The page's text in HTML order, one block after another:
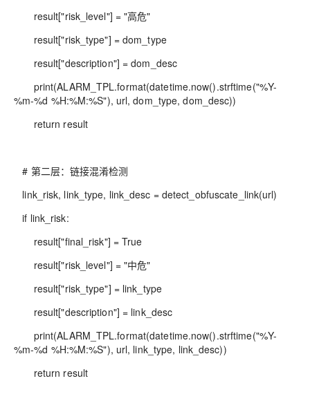
result["risk_level"] = "高危"
result["risk_type"] = dom_type
result["description"] = dom_desc
print(ALARM_TPL.format(datetime.now().strftime("%Y-
%m-%d %H:%M:%S"), url, dom_type, dom_desc))
return result
# 第二层：链接混淆检测
link_risk, link_type, link_desc = detect_obfuscate_link(url)
if link_risk:
result["final_risk"] = True
result["risk_level"] = "中危"
result["risk_type"] = link_type
result["description"] = link_desc
print(ALARM_TPL.format(datetime.now().strftime("%Y-
%m-%d %H:%M:%S"), url, link_type, link_desc))
return result